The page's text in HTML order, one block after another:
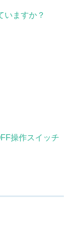
いますか？
操作スイッチ